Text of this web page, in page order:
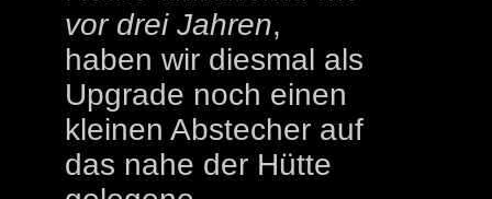
vor drei Jahren,
haben wir diesmal als
Upgrade noch einen
kleinen Abstecher auf
das nahe der Hütte